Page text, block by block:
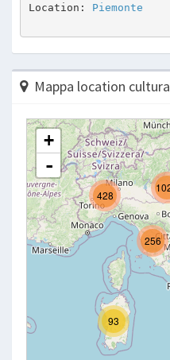
Location: Piemonte
Mappa location